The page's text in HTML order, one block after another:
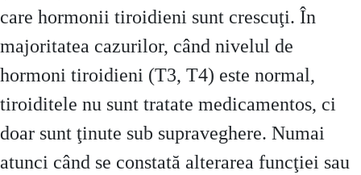
care hormonii tiroidieni sunt crescuţi. În
majoritatea cazurilor, când nivelul de
hormoni tiroidieni (T3, T4) este normal,
tiroiditele nu sunt tratate medicamentos, ci
doar sunt ţinute sub supraveghere. Numai
atunci când se constată alterarea funcţiei sau